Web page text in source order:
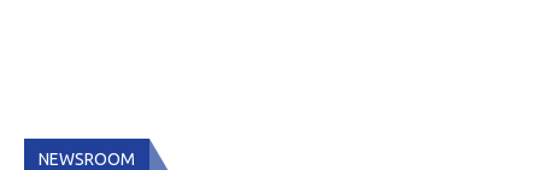
NEWSROOM